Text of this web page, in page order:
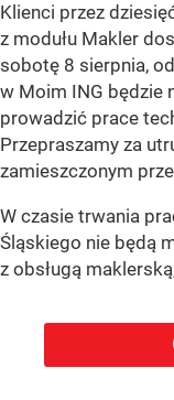
Klienci przez
z modułu Makler
sobotę 8 sierpnia,
w Moim ING będzie
prowadzić prace
Przepraszamy za
zamieszczonym
W czasie trwania
Śląskiego nie będą
z obsługą